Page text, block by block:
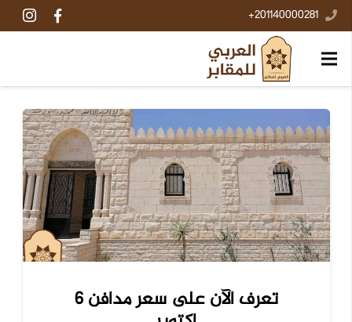
201140000281+
تعرف الآن على سعر مدافن 6